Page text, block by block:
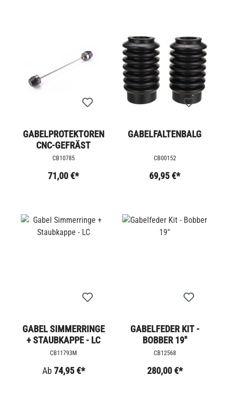
GABELPROTEKTOREN
CNC-GEFRÄST
CB10785
71,00 €*
GABELFALTENBALG
CB00152
69,95 €*
GABEL SIMMERRINGE
+ STAUBKAPPE - LC
CB11793M
Ab 74,95 €*
GABELFEDER KIT -
BOBBER 19"
CB12568
280,00 €*